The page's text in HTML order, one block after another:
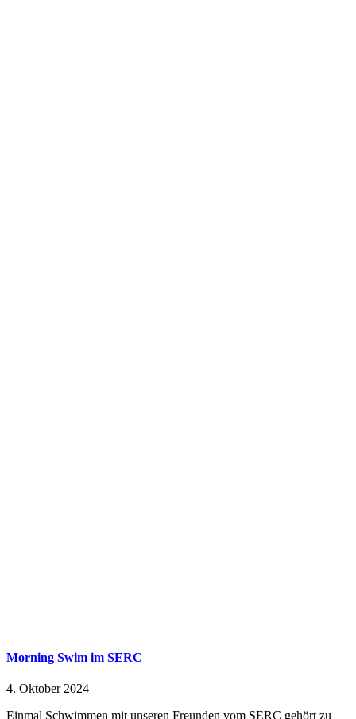
Morning Swim im SERC
4. Oktober 2024
Einmal Schwimmen mit unseren Freunden vom SERC gehört zu